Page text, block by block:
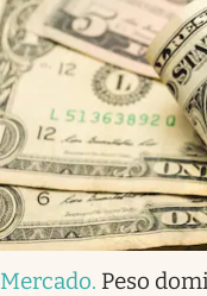
Mercado. Peso